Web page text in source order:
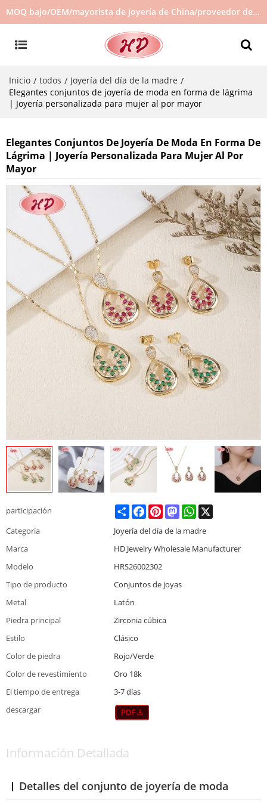
MOQ bajo/OEM/mayorista de joyería de China/proveedor de joyas/joyería de gran venta en stock/no hay joyas de segunda mano
Inicio / todos / Joyería del día de la madre /
Elegantes conjuntos de joyería de moda en forma de lágrima
| Joyería personalizada para mujer al por mayor
Elegantes Conjuntos De Joyería De Moda En Forma De
Lágrima | Joyería Personalizada Para Mujer Al Por
Mayor
participación ShareFacebookPinterestMastodonWhatsApp
Categoría
Joyería del día de la madre
Marca
HD Jewelry Wholesale Manufacturer
Modelo
HRS26002302
Tipo de producto
Conjuntos de joyas
Metal
Latón
Piedra principal
Zirconia cúbica
Estilo
Clásico
Color de piedra
Rojo/Verde
Color de revestimiento
Oro 18k
El tiempo de entrega
3-7 días
descargar
Información Detallada
Detalles del conjunto de joyería de moda